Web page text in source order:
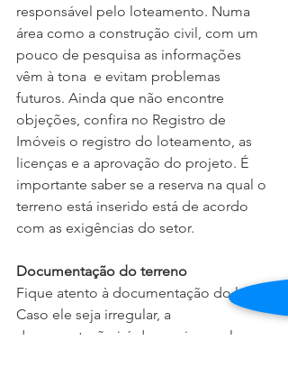
responsável pelo loteamento. Numa
área como a construção civil, com um
pouco de pesquisa as informações
vêm à tona  e evitam problemas
futuros. Ainda que não encontre
objeções, confira no Registro de
Imóveis o registro do loteamento, as
licenças e a aprovação do projeto. É
importante saber se a reserva na qual o
terreno está inserido está de acordo
com as exigências do setor.
Documentação do terreno
Fique atento à documentação do lote.
Caso ele seja irregular, a
documentação irá denunciar se ele